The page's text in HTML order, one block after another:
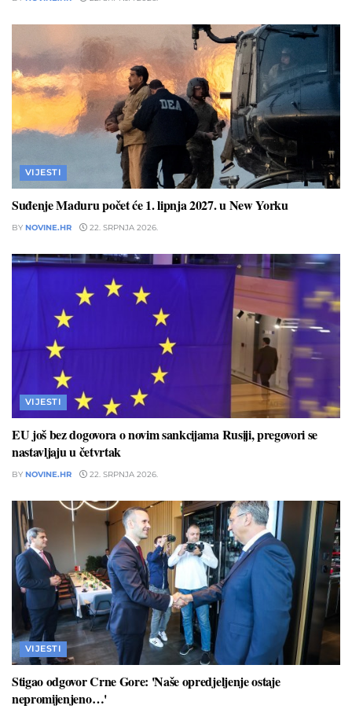
VIJESTI
Suđenje Maduru počet će 1. lipnja 2027. u New Yorku
BY NOVINE.HR 22. SRPNJA 2026.
VIJESTI
EU još bez dogovora o novim sankcijama Rusiji, pregovori se
nastavljaju u četvrtak
BY NOVINE.HR 22. SRPNJA 2026.
VIJESTI
Stigao odgovor Crne Gore: 'Naše opredjeljenje ostaje
nepromijenjeno…'